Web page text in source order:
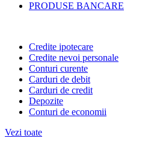
PRODUSE BANCARE
Credite ipotecare
Credite nevoi personale
Conturi curente
Carduri de debit
Carduri de credit
Depozite
Conturi de economii
Vezi toate